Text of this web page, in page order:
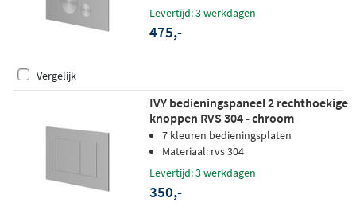
Levertijd: 3 werkdagen
475,-
Vergelijk
IVY bedieningspaneel 2 rechthoekige
knoppen RVS 304 - chroom
7 kleuren bedieningsplaten
Materiaal: rvs 304
Levertijd: 3 werkdagen
350,-